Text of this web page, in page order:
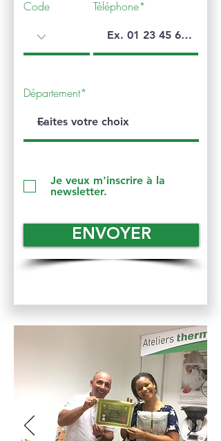
Code Téléphone*
Département*
Je veux m'inscrire à la
newsletter.
ENVOYER